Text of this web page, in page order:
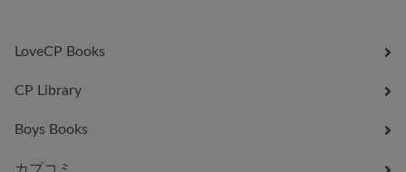
LoveCP Books
CP Library
Boys Books